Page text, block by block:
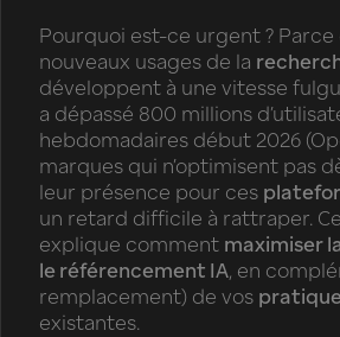
Pourquoi est-ce urgent ? Parce
nouveaux usages de la
développent à une vitesse
a dépassé 800 millions
hebdomadaires début 2026
marques qui n’optimisent pas
leur présence pour ces
un retard difficile à rattraper.
explique comment maximiser
le référencement IA, en
remplacement) de vos
existantes.